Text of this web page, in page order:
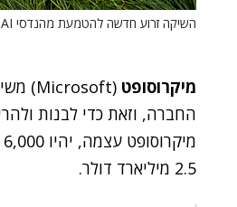
השיקה זרוע חדשה להטמעת מהנדסי AI בארגונים. מיקרוסופט.
מיקרוסופט
2.5 מיליארד דולר.